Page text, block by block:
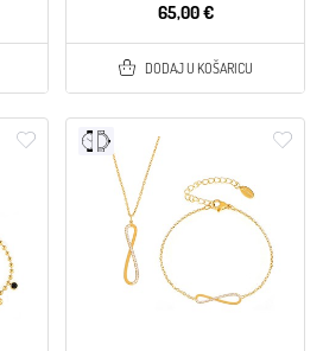
65,00 €
DODAJ U KOŠARICU